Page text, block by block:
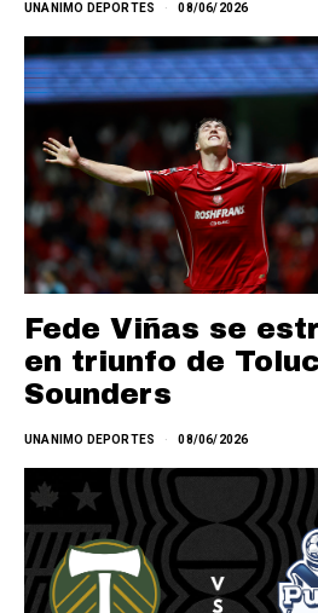
UNANIMO DEPORTES 08/06/2026
Fede Viñas se
en triunfo de
Sounders
UNANIMO DEPORTES 08/06/2026